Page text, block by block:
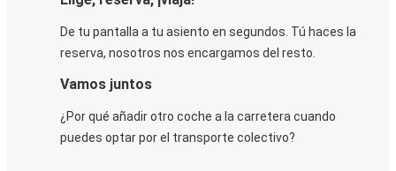
De tu pantalla a tu asiento en segundos. Tú haces la
reserva, nosotros nos encargamos del resto.
Vamos juntos
¿Por qué añadir otro coche a la carretera cuando
puedes optar por el transporte colectivo?